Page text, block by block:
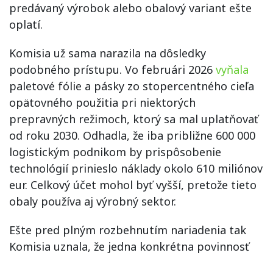
predávaný výrobok alebo obalový variant ešte
oplatí.
Komisia už sama narazila na dôsledky
podobného prístupu. Vo februári 2026 vyňala
paletové fólie a pásky zo stopercentného cieľa
opätovného použitia pri niektorých
prepravných režimoch, ktorý sa mal uplatňovať
od roku 2030. Odhadla, že iba približne 600 000
logistickým podnikom by prispôsobenie
technológií prinieslo náklady okolo 610 miliónov
eur. Celkový účet mohol byť vyšší, pretože tieto
obaly používa aj výrobný sektor.
Ešte pred plným rozbehnutím nariadenia tak
Komisia uznala, že jedna konkrétna povinnosť